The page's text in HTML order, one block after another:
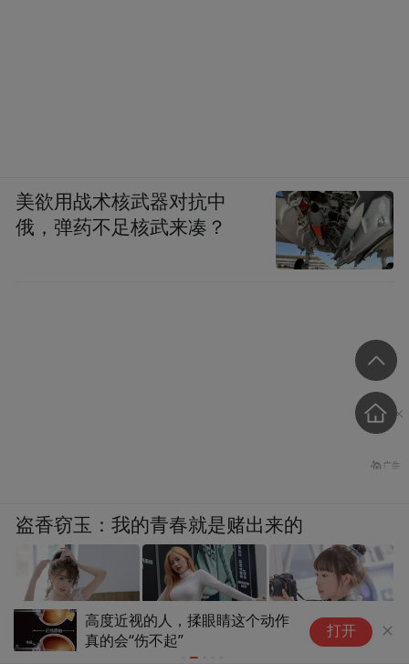
高度近视的人，揉眼睛这个动作
真的会“伤不起”
打开
美欲用战术核武器对抗中
俄，弹药不足核武来凑？
盗香窃玉：我的青春就是赌出来的
爽文